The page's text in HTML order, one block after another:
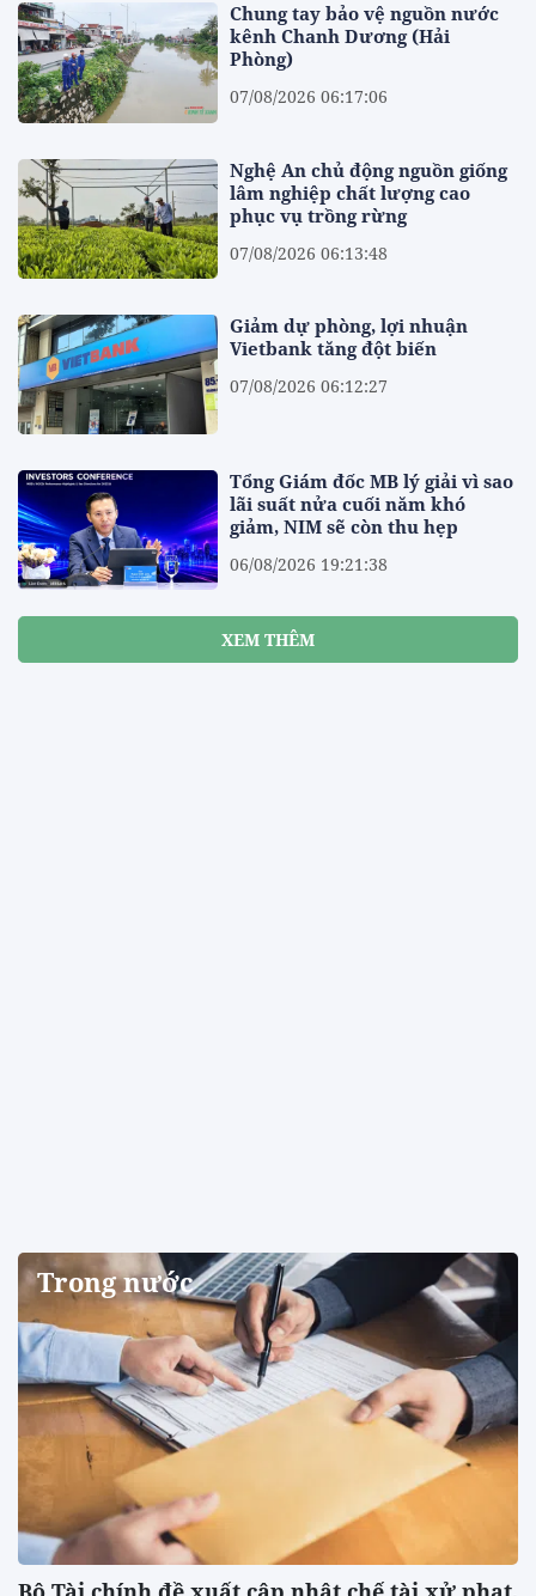
Chung tay bảo vệ nguồn nước
kênh Chanh Dương (Hải
Phòng)
07/08/2026 06:17:06
Nghệ An chủ động nguồn giống
lâm nghiệp chất lượng cao
phục vụ trồng rừng
07/08/2026 06:13:48
Giảm dự phòng, lợi nhuận
Vietbank tăng đột biến
07/08/2026 06:12:27
Tổng Giám đốc MB lý giải vì sao
lãi suất nửa cuối năm khó
giảm, NIM sẽ còn thu hẹp
06/08/2026 19:21:38
XEM THÊM
Trong nước